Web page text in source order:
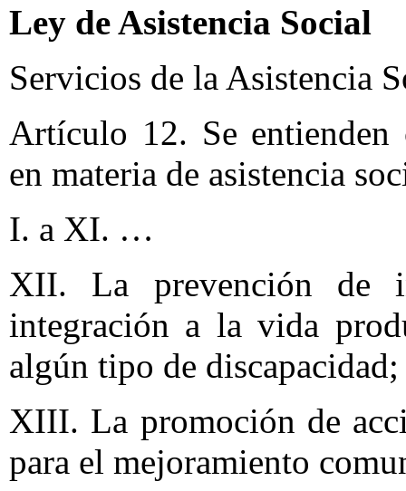
Ley de Asistencia Social
Servicios de la Asistencia
Artículo 12. Se entienden
en materia de asistencia
I. a XI. …
XII. La prevención de
integración a la vida
algún tipo de discapacidad;
XIII. La promoción de
para el mejoramiento